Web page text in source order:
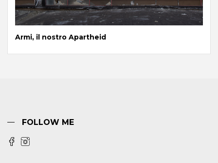
Armi, il nostro Apartheid
FOLLOW ME